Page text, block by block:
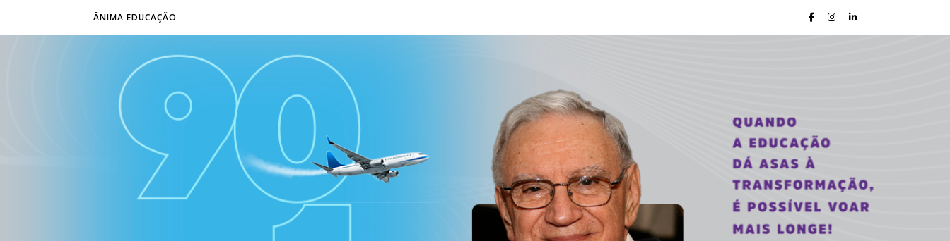
ÂNIMA EDUCAÇÃO